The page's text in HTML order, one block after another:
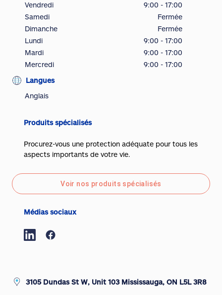
Vendredi
9:00 - 17:00
Samedi
Fermée
Dimanche
Fermée
Lundi
9:00 - 17:00
Mardi
9:00 - 17:00
Mercredi
9:00 - 17:00
Langues
Anglais
Produits spécialisés
Procurez-vous une protection adéquate pour tous les
aspects importants de votre vie.
Voir nos produits spécialisés
Médias sociaux
3105 Dundas St W, Unit 103 Mississauga, ON L5L 3R8